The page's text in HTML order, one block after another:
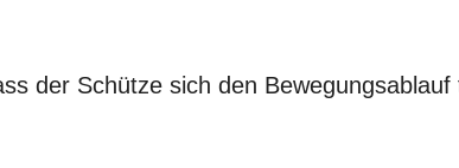
der Schütze sich den Bewegungsablauf